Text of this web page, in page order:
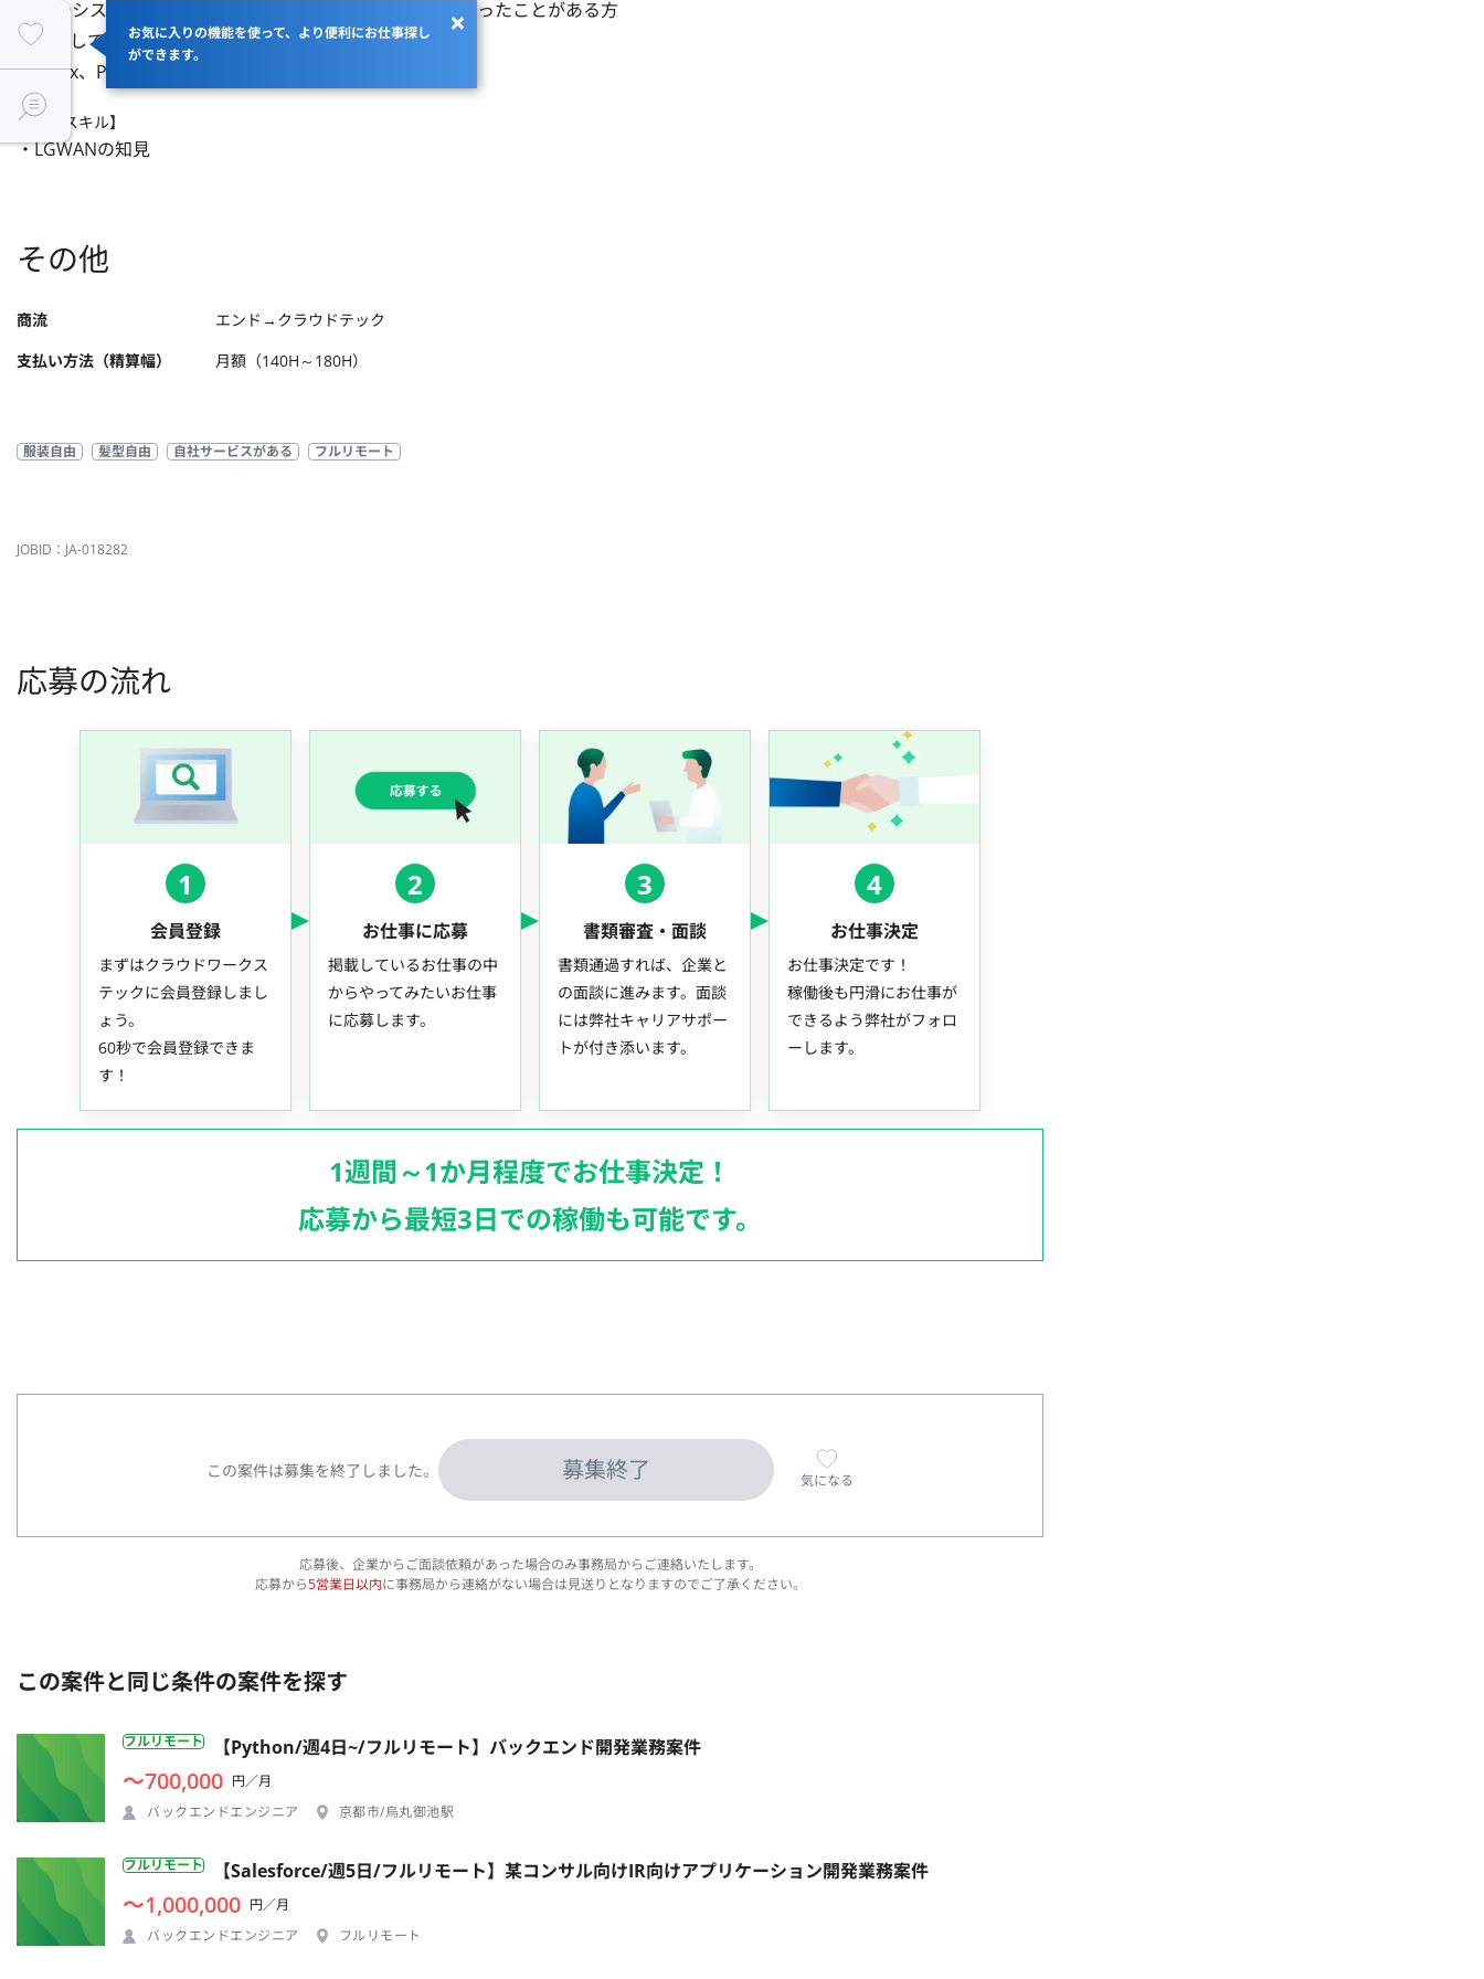
お気に入りの機能を使って、より便利にお仕事探し
ができます。
・Webシステム開発に要件定義～詳細設計フェーズで携わったことがある方
・自走して開発できる方
・Linux、PostgreSQL環境下での開発経験
【歓迎スキル】
・LGWANの知見
その他
商流
エンド→クラウドテック
支払い方法（精算幅）
月額（140H～180H）
服装自由 髪型自由 自社サービスがある フルリモート
JOBID：JA-018282
応募の流れ
1
会員登録
まずはクラウドワークス
テックに会員登録しまし
ょう。
60秒で会員登録できま
す！
2
お仕事に応募
掲載しているお仕事の中
からやってみたいお仕事
に応募します。
3
書類審査・面談
書類通過すれば、企業と
の面談に進みます。面談
には弊社キャリアサポー
トが付き添います。
4
お仕事決定
お仕事決定です！
稼働後も円滑にお仕事が
できるよう弊社がフォロ
ーします。
1週間～1か月程度でお仕事決定！
応募から最短3日での稼働も可能です。
この案件は募集を終了しました。 募集終了 気になる
応募後、企業からご面談依頼があった場合のみ事務局からご連絡いたします。
応募から5営業日以内に事務局から連絡がない場合は見送りとなりますのでご了承ください。
この案件と同じ条件の案件を探す
フルリモート 【Python/週4日~/フルリモート】バックエンド開発業務案件
〜700,000 円／月
バックエンドエンジニア
京都市/烏丸御池駅
フルリモート 【Salesforce/週5日/フルリモート】某コンサル向けIR向けアプリケーション開発業務案件
〜1,000,000 円／月
バックエンドエンジニア
フルリモート